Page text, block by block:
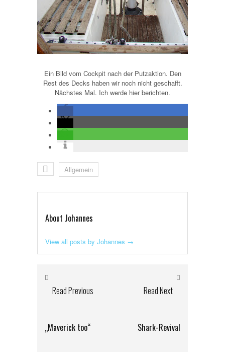
Ein Bild vom Cockpit nach der Putzaktion. Den
Rest des Decks haben wir noch nicht geschafft.
Nächstes Mal. Ich werde hier berichten.
Allgemein
About Johannes
View all posts by Johannes →
Read Previous
„Maverick too“
Read Next
Shark-Revival